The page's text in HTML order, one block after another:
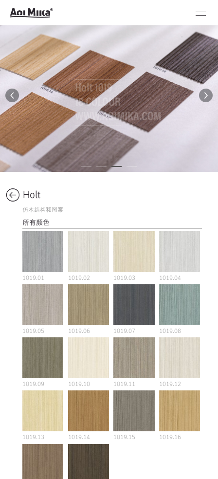
Holt
仿木结构和图案
所有颜色
1019.01 1019.02 1019.03 1019.04
1019.05 1019.06 1019.07 1019.08
1019.09 1019.10 1019.11 1019.12
1019.13 1019.14 1019.15 1019.16